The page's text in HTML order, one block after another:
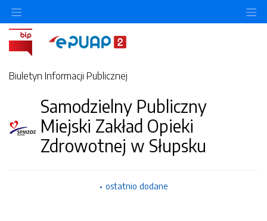
Biuletyn Informacji Publicznej
Samodzielny Publiczny
Miejski Zakład Opieki
Zdrowotnej w Słupsku
ostatnio dodane